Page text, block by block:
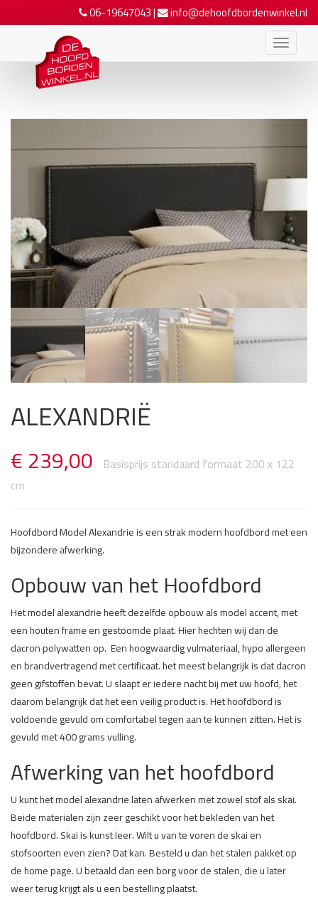
06-19647043| info@dehoofdbordenwinkel.nl
ALEXANDRIË
€239,00
Hoofdbord Model Alexandrie is een strak modern hoofdbord met een
bijzondere afwerking.
Opbouw van het Hoofdbord
Het model alexandrie heeft dezelfde opbouw als model accent, met
een houten frame en gestoomde plaat. Hier hechten wij dan de
dacron polywatten op. Een hoogwaardig vulmateriaal, hypo allergeen
en brandvertragend met certificaat. het meest belangrijk is dat dacron
geen gifstoffen bevat. U slaapt er iedere nacht bij met uw hoofd, het
daarom belangrijk dat het een veilig product is. Het hoofdbord is
voldoende gevuld om comfortabel tegen aan te kunnen zitten. Het is
gevuld met 400 grams vulling.
Afwerking van het hoofdbord
U kunt het model alexandrie laten afwerken met zowel stof als skai.
Beide materialen zijn zeer geschikt voor het bekleden van het
hoofdbord. Skai is kunst leer. Wilt u van te voren de skai en
stofsoorten even zien? Dat kan. Besteld u dan het stalen pakket op
de home page. U betaald dan een borg voor de stalen, die u later
weer terug krijgt als u een bestelling plaatst.